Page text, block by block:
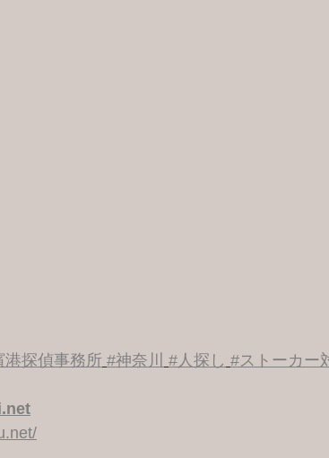
港探偵事務所 #神奈川 #人探し #ストーカー